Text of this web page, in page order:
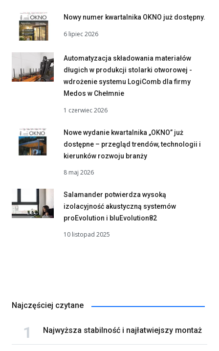
Nowy numer kwartalnika OKNO już dostępny.
6 lipiec 2026
Automatyzacja składowania materiałów
długich w produkcji stolarki otworowej -
wdrożenie systemu LogiComb dla firmy
Medos w Chełmnie
1 czerwiec 2026
Nowe wydanie kwartalnika „OKNO” już
dostępne – przegląd trendów, technologii i
kierunków rozwoju branży
8 maj 2026
Salamander potwierdza wysoką
izolacyjność akustyczną systemów
proEvolution i bluEvolution82
10 listopad 2025
Najczęściej czytane
Najwyższa stabilność i najłatwiejszy montaż